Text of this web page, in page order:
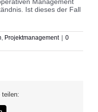
Ist dieses der Fall
Projektmanagement | 0
teilen: